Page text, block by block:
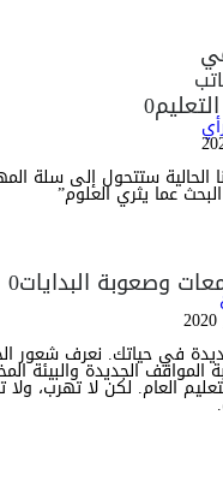
0
الحالية ستتحول إلى سلة
عما يثري العلوم”
وصعوبة البدايات0
في حياتك. نعرف شعور
المواقف الجديدة والبيئة
العام. لكن لا تهرب، ولا